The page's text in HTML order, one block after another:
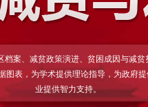
档案、减贫政策演进、贫困成因与减
图表，为学术提供理论指导，为政府
业提供智力支持。